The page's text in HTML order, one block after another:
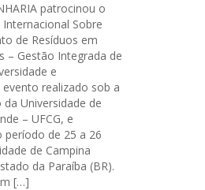
patrocinou o
Sobre
de Resíduos em
– Gestão Integrada de
e
realizado sob a
Universidade de
– UFCG, e
período de 25 a 26
de Campina
da Paraíba (BR).
[…]